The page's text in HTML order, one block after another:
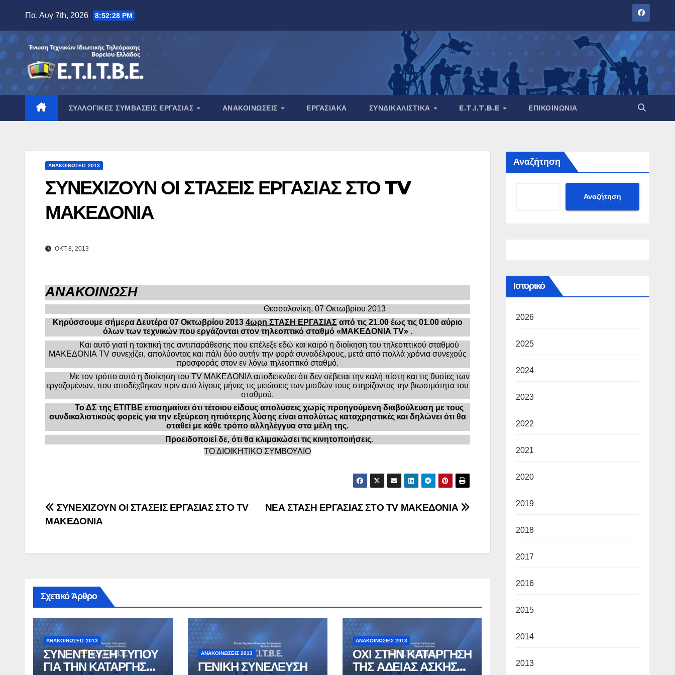
περιεχόμενο
Πα. Αυγ 7th, 2026 8:52:29 PM
ΣΥΛΛΟΓΙΚΈΣ ΣΥΜΒΆΣΕΙΣ ΕΡΓΑΣΊΑΣ ΑΝΑΚΟΙΝΏΣΕΙΣ ΕΡΓΑΣΙΑΚΆ ΣΥΝΔΙΚΑΛΙΣΤΙΚΆ E.T.I.T.B.E ΕΠΙΚΟΙΝΩΝΊΑ
ΑΝΑΚΟΙΝΏΣΕΙΣ 2013
ΣΥΝΕΧΙΖΟΥΝ ΟΙ ΣΤΑΣΕΙΣ ΕΡΓΑΣΙΑΣ ΣΤΟ TV
ΜΑΚΕΔΟΝΙΑ
ΟΚΤ 8, 2013
ΑΝΑΚΟΙΝΩΣΗ
Θεσσαλονίκη, 07 Οκτωβρίου 2013
Κηρύσσουμε σήμερα Δευτέρα 07 Οκτωβρίου 2013 4ωρη ΣΤΑΣΗ ΕΡΓΑΣΙΑΣ από τις 21.00 έως τις 01.00 αύριο
όλων των τεχνικών που εργάζονται στον τηλεοπτικό σταθμό «ΜΑΚΕΔΟΝΙΑ TV» .
Και αυτό γιατί η τακτική της αντιπαράθεσης που επέλεξε εδώ και καιρό η διοίκηση του τηλεοπτικού σταθμού
ΜΑΚΕΔΟΝΙΑ TV συνεχίζει, απολύοντας και πάλι δύο αυτήν την φορά συναδέλφους, μετά από πολλά χρόνια συνεχούς
προσφοράς στον εν λόγω τηλεοπτικό σταθμό.
Με τον τρόπο αυτό η διοίκηση του TV ΜΑΚΕΔΟΝΙΑ αποδεικνύει ότι δεν σέβεται την καλή πίστη και τις θυσίες των
εργαζομένων, που αποδέχθηκαν πριν από λίγους μήνες τις μειώσεις των μισθών τους στηρίζοντας την βιωσιμότητα του
σταθμού.
Το ΔΣ της ΕΤΙΤΒΕ επισημαίνει ότι τέτοιου είδους απολύσεις χωρίς προηγούμενη διαβούλευση με τους
συνδικαλιστικούς φορείς για την εξεύρεση ηπιότερης λύσης είναι απολύτως καταχρηστικές και δηλώνει ότι θα
σταθεί με κάθε τρόπο αλληλέγγυα στα μέλη της.
Προειδοποιεί δε, ότι θα κλιμακώσει τις κινητοποιήσεις.
ΤΟ ΔΙΟΙΚΗΤΙΚΟ ΣΥΜΒΟΥΛΙΟ
Πλοήγηση
ΝΕΑ ΣΤΑΣΗ ΕΡΓΑΣΙΑΣ ΣΤΟ TV ΜΑΚΕΔΟΝΙΑ
ΣΥΝΕΧΙΖΟΥΝ ΟΙ ΣΤΑΣΕΙΣ ΕΡΓΑΣΙΑΣ ΣΤΟ TV
ΜΑΚΕΔΟΝΙΑ
Σχετικό Άρθρο
ΑΝΑΚΟΙΝΏΣΕΙΣ 2013
ΣΥΝΕΝΤΕΥΞΗ ΤΥΠΟΥ
ΓΙΑ ΤΗΝ ΚΑΤΑΡΓΗΣΗ
ΑΝΑΚΟΙΝΏΣΕΙΣ 2013
ΓΕΝΙΚΗ ΣΥΝΕΛΕΥΣΗ
ΑΝΑΚΟΙΝΏΣΕΙΣ 2013
ΟΧΙ ΣΤΗΝ ΚΑΤΑΡΓΗΣΗ
ΤΗΣ ΑΔΕΙΑΣ ΑΣΚΗΣΗΣ
Αναζήτηση
Αναζήτηση
Ιστορικό
2026
2025
2024
2023
2022
2021
2020
2019
2018
2017
2016
2015
2014
2013